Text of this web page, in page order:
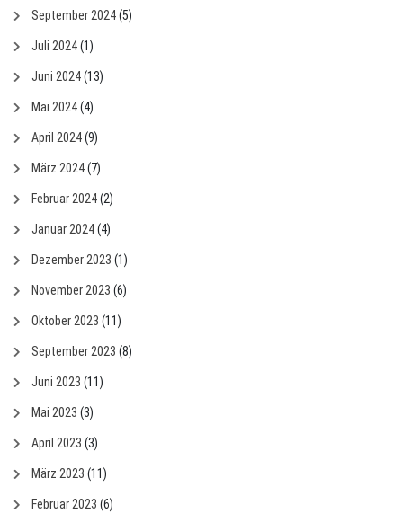
September 2024(5)
Juli 2024(1)
Juni 2024(13)
Mai 2024(4)
April 2024(9)
März 2024(7)
Februar 2024(2)
Januar 2024(4)
Dezember 2023 (1)
November 2023 (6)
Oktober 2023 (11)
September 2023 (8)
Juni 2023 (11)
Mai 2023 (3)
April 2023 (3)
März 2023 (11)
Februar 2023 (6)